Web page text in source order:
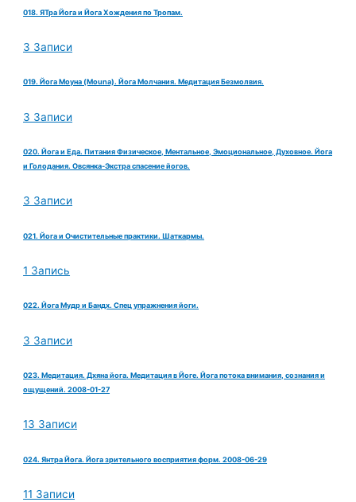
018. ЯТра Йога и Йога Хождения по Тропам.
3 Записи
019. Йога Моуна (Mouna). Йога Молчания. Медитация Безмолвия.
3 Записи
020. Йога и Еда. Питания Физическое, Ментальное, Эмоциональное, Духовное. Йога
и Голодания. Овсянка-Экстра спасение йогов.
3 Записи
021. Йога и Очистительные практики. Шаткармы.
1 Запись
022. Йога Мудр и Бандх. Спец упражнения йоги.
3 Записи
023. Медитация. Дхяна йога. Медитация в Йоге. Йога потока внимания, сознания и
ощущений. 2008-01-27
13 Записи
024. Янтра Йога. Йога зрительного восприятия форм. 2008-06-29
11 Записи